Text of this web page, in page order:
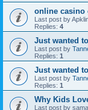
online casino
Last post by
Replies: 4
Just wanted
Last post by
Replies: 1
Just wanted
Last post by
Replies: 1
Why Kids
Last post by